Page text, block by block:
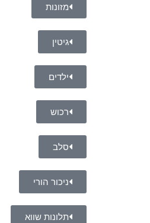
מזונות
גיטין
ילדים
רכוש
סלב
ניכור הורי
תלונות שווא